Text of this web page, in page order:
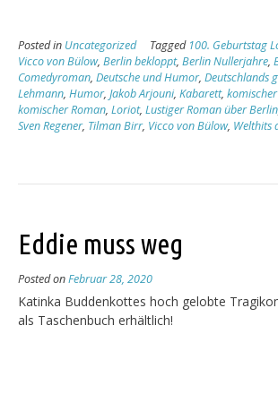
Posted in Uncategorized Tagged 100. Geburtstag
Vicco von Bülow, Berlin bekloppt, Berlin Nullerjahre,
Comedyroman, Deutsche und Humor, Deutschlands
Lehmann, Humor, Jakob Arjouni, Kabarett,
komischer Roman, Loriot, Lustiger Roman über Berlin
Sven Regener, Tilman Birr, Vicco von Bülow, Welthits
Eddie muss weg
Posted onFebruar 28, 2020
Katinka Buddenkottes hoch gelobte
als Taschenbuch erhältlich!